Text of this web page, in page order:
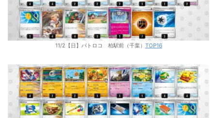
11/2【日】バトロコ 柏駅前（千葉） TOP16